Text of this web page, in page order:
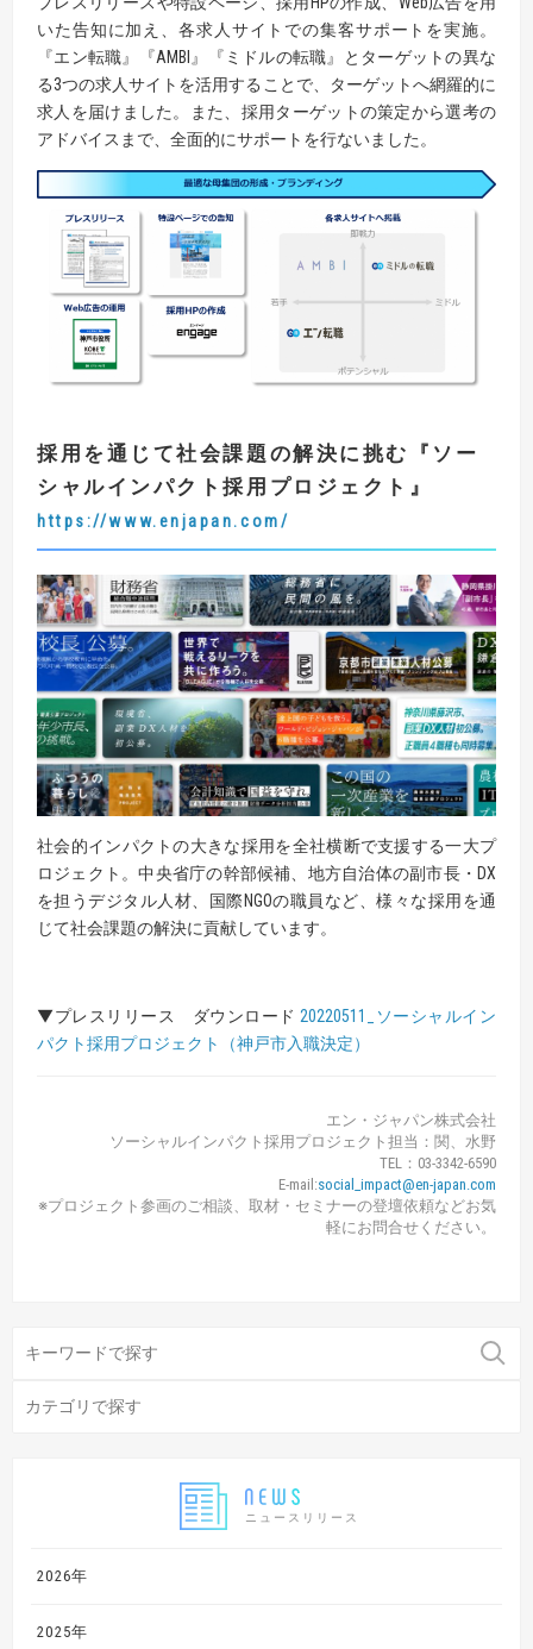
ニュースリリース
2026年
2025年
いた告知に加え、各求人サイトでの集客サポートを実施。
『エン転職』『AMBI』『ミドルの転職』とターゲットの異な
る3つの求人サイトを活用することで、ターゲットへ網羅的に
求人を届けました。また、採用ターゲットの策定から選考の
アドバイスまで、全面的にサポートを行ないました。
採用を通じて社会課題の解決に挑む 『 ソー
シャルインパクト採用プロジェクト 』
https://www.enjapan.com/
社会的インパクトの大きな採用を全社横断で支援する一大プ
ロジェクト。中央省庁の幹部候補、地方自治体の副市長・DX
を担うデジタル人材、国際NGOの職員など、様々な採用を通
じて社会課題の解決に貢献しています。
▼プレスリリース ダウンロード 20220511_ソーシャルイン
パクト採用プロジェクト（神戸市入職決定）
エン・ジャパン株式会社
ソーシャルインパクト採用プロジェクト担当：関、水野
TEL：03-3342-6590
E-mail:social_impact@en-japan.com
※プロジェクト参画のご相談、取材・セミナーの登壇依頼などお気
軽にお問合せください。